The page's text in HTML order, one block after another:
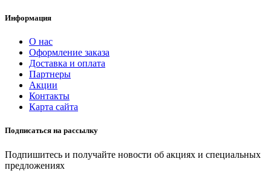
Информация
О нас
Оформление заказа
Доставка и оплата
Партнеры
Акции
Контакты
Карта сайта
Подписаться на рассылку
Подпишитесь и получайте новости об акциях и специальных
предложениях